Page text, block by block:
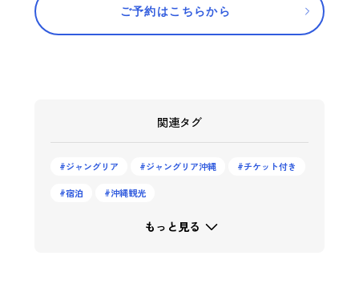
ご予約はこちらから
関連タグ
ジャングリア ジャングリア沖縄 チケット付き
宿泊 沖縄観光
もっと見る